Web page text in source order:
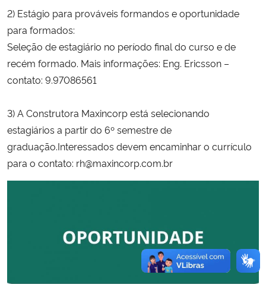
2) Estágio para prováveis formandos e oportunidade
para formados:
Seleção de estagiário no período final do curso e de
recém formado. Mais informações: Eng. Ericsson –
contato: 9.97086561
3) A Construtora Maxincorp está selecionando
estagiários a partir do 6º semestre de
graduação.Interessados devem encaminhar o currículo
para o contato: rh@maxincorp.com.br